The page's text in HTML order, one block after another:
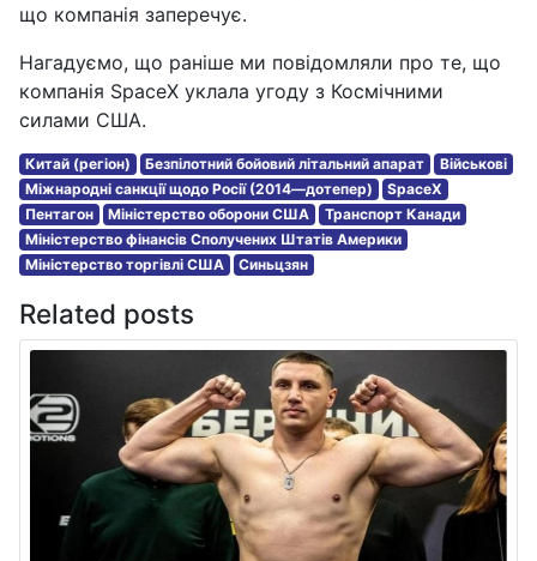
що компанія заперечує.
Нагадуємо, що раніше ми повідомляли про те, що
компанія SpaceX уклала угоду з Космічними
силами США.
Китай (регіон) Безпілотний бойовий літальний апарат
Військові
Міжнародні санкції щодо Росії (2014—дотепер)
SpaceX
Пентагон
Міністерство оборони США
Транспорт Канади
Міністерство фінансів Сполучених Штатів Америки
Міністерство торгівлі США
Синьцзян
Related posts